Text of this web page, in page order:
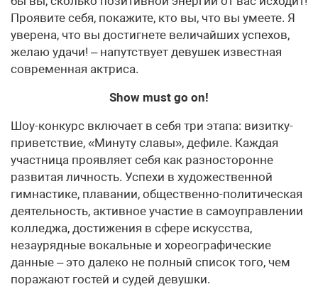
Проявите себя, покажите, кто вы, что вы умеете. Я
уверена, что вы достигнете величайших успехов,
желаю удачи! – напутствует девушек известная
современная актриса.
Show must go on!
Шоу-конкурс включает в себя три этапа: визитку-
приветствие, «Минуту славы», дефиле. Каждая
участница проявляет себя как разносторонне
развитая личность. Успехи в художественной
гимнастике, плавании, общественно-политическая
деятельность, активное участие в самоуправлении
колледжа, достижения в сфере искусства,
незаурядные вокальные и хореографические
данные – это далеко не полный список того, чем
поражают гостей и судей девушки.